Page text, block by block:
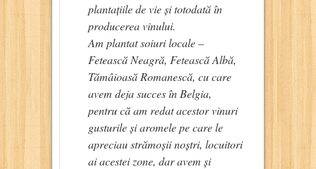
plantațiile de vie și totodată în
producerea vinului.
Am plantat soiuri locale –
Fetească Neagră, Fetească Albă,
Tămâioasă Romanescă, cu care
avem deja succes în Belgia,
pentru că am redat acestor vinuri
gusturile și aromele pe care le
apreciau strămoșii noștri, locuitori
ai acestei zone, dar avem și